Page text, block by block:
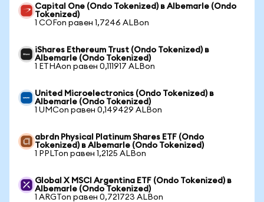
Capital One (Ondo Tokenized) в Albemarle (Ondo
Tokenized)
1 COFon равен 1,7246 ALBon
iShares Ethereum Trust (Ondo Tokenized) в
Albemarle (Ondo Tokenized)
1 ETHAon равен 0,111917 ALBon
United Microelectronics (Ondo Tokenized) в
Albemarle (Ondo Tokenized)
1 UMCon равен 0,149429 ALBon
abrdn Physical Platinum Shares ETF (Ondo
Tokenized) в Albemarle (Ondo Tokenized)
1 PPLTon равен 1,2125 ALBon
Global X MSCI Argentina ETF (Ondo Tokenized) в
Albemarle (Ondo Tokenized)
1 ARGTon равен 0,721723 ALBon